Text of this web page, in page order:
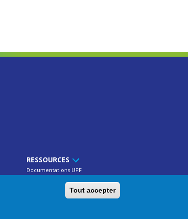
RESSOURCES
Documentations UPF
Tout accepter